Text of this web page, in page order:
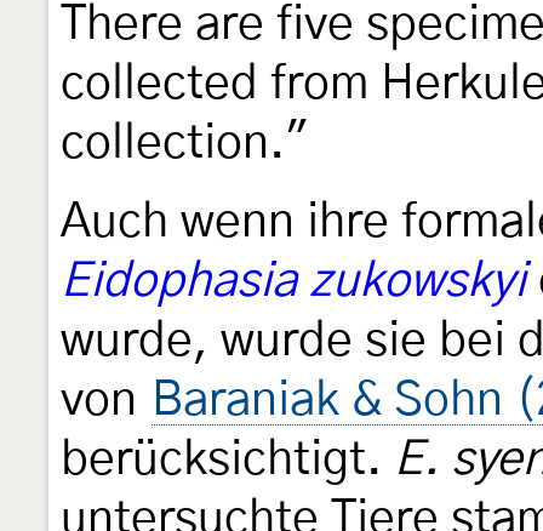
There are five
collected from
collection."
Auch wenn ihre
Eidophasia zukowskyi
wurde, wurde sie bei
von Baraniak & Sohn
berücksichtigt. E.
untersuchte Tiere